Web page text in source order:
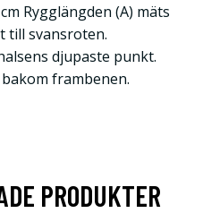
Rygglängden (A) mäts
till svansroten.
djupaste punkt.
frambenen.
PRODUKTER